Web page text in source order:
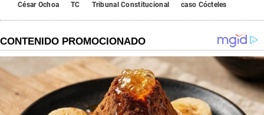
César Ochoa TC Tribunal Constitucional caso Cócteles